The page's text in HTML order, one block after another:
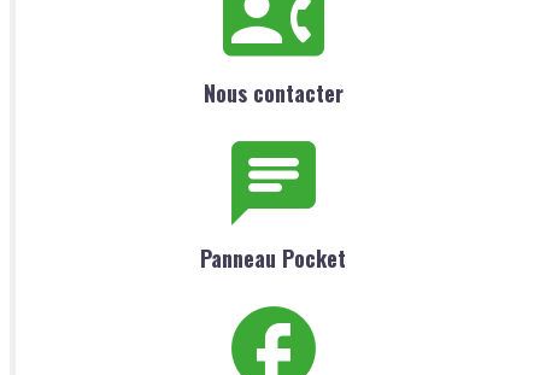
Nous contacter
Panneau Pocket